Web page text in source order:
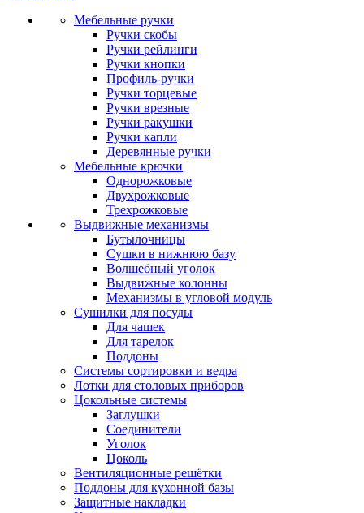
Мебельные ручки
Ручки скобы
Ручки рейлинги
Ручки кнопки
Профиль-ручки
Ручки торцевые
Ручки врезные
Ручки ракушки
Ручки капли
Деревянные ручки
Мебельные крючки
Однорожковые
Двухрожковые
Трехрожковые
Выдвижные механизмы
Бутылочницы
Сушки в нижнюю базу
Волшебный уголок
Выдвижные колонны
Механизмы в угловой модуль
Сушилки для посуды
Для чашек
Для тарелок
Поддоны
Системы сортировки и ведра
Лотки для столовых приборов
Цокольные системы
Заглушки
Соединители
Уголок
Цоколь
Вентиляционные решётки
Поддоны для кухонной базы
Защитные накладки